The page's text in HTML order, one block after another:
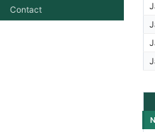
Contact